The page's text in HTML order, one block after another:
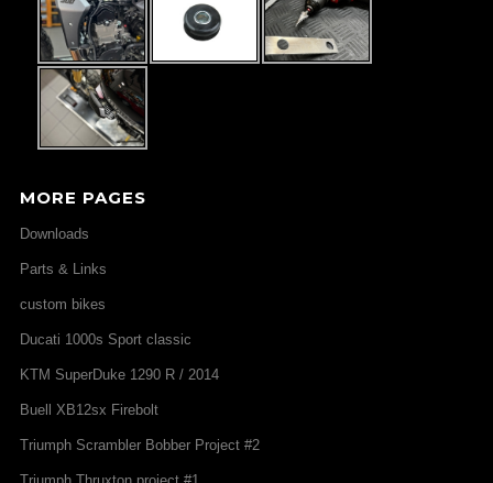
MORE PAGES
Downloads
Parts & Links
custom bikes
Ducati 1000s Sport classic
KTM SuperDuke 1290 R / 2014
Buell XB12sx Firebolt
Triumph Scrambler Bobber Project #2